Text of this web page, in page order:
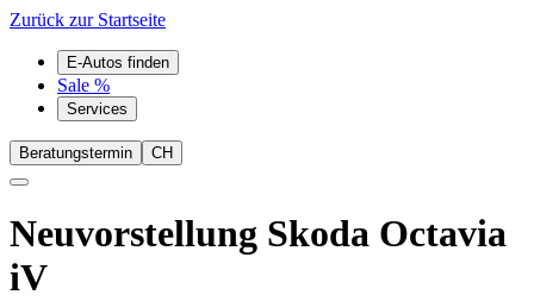
Zurück zur Startseite
E-Autos finden
Sale %
Services
Beratungstermin CH
Neuvorstellung Skoda Octavia
iV